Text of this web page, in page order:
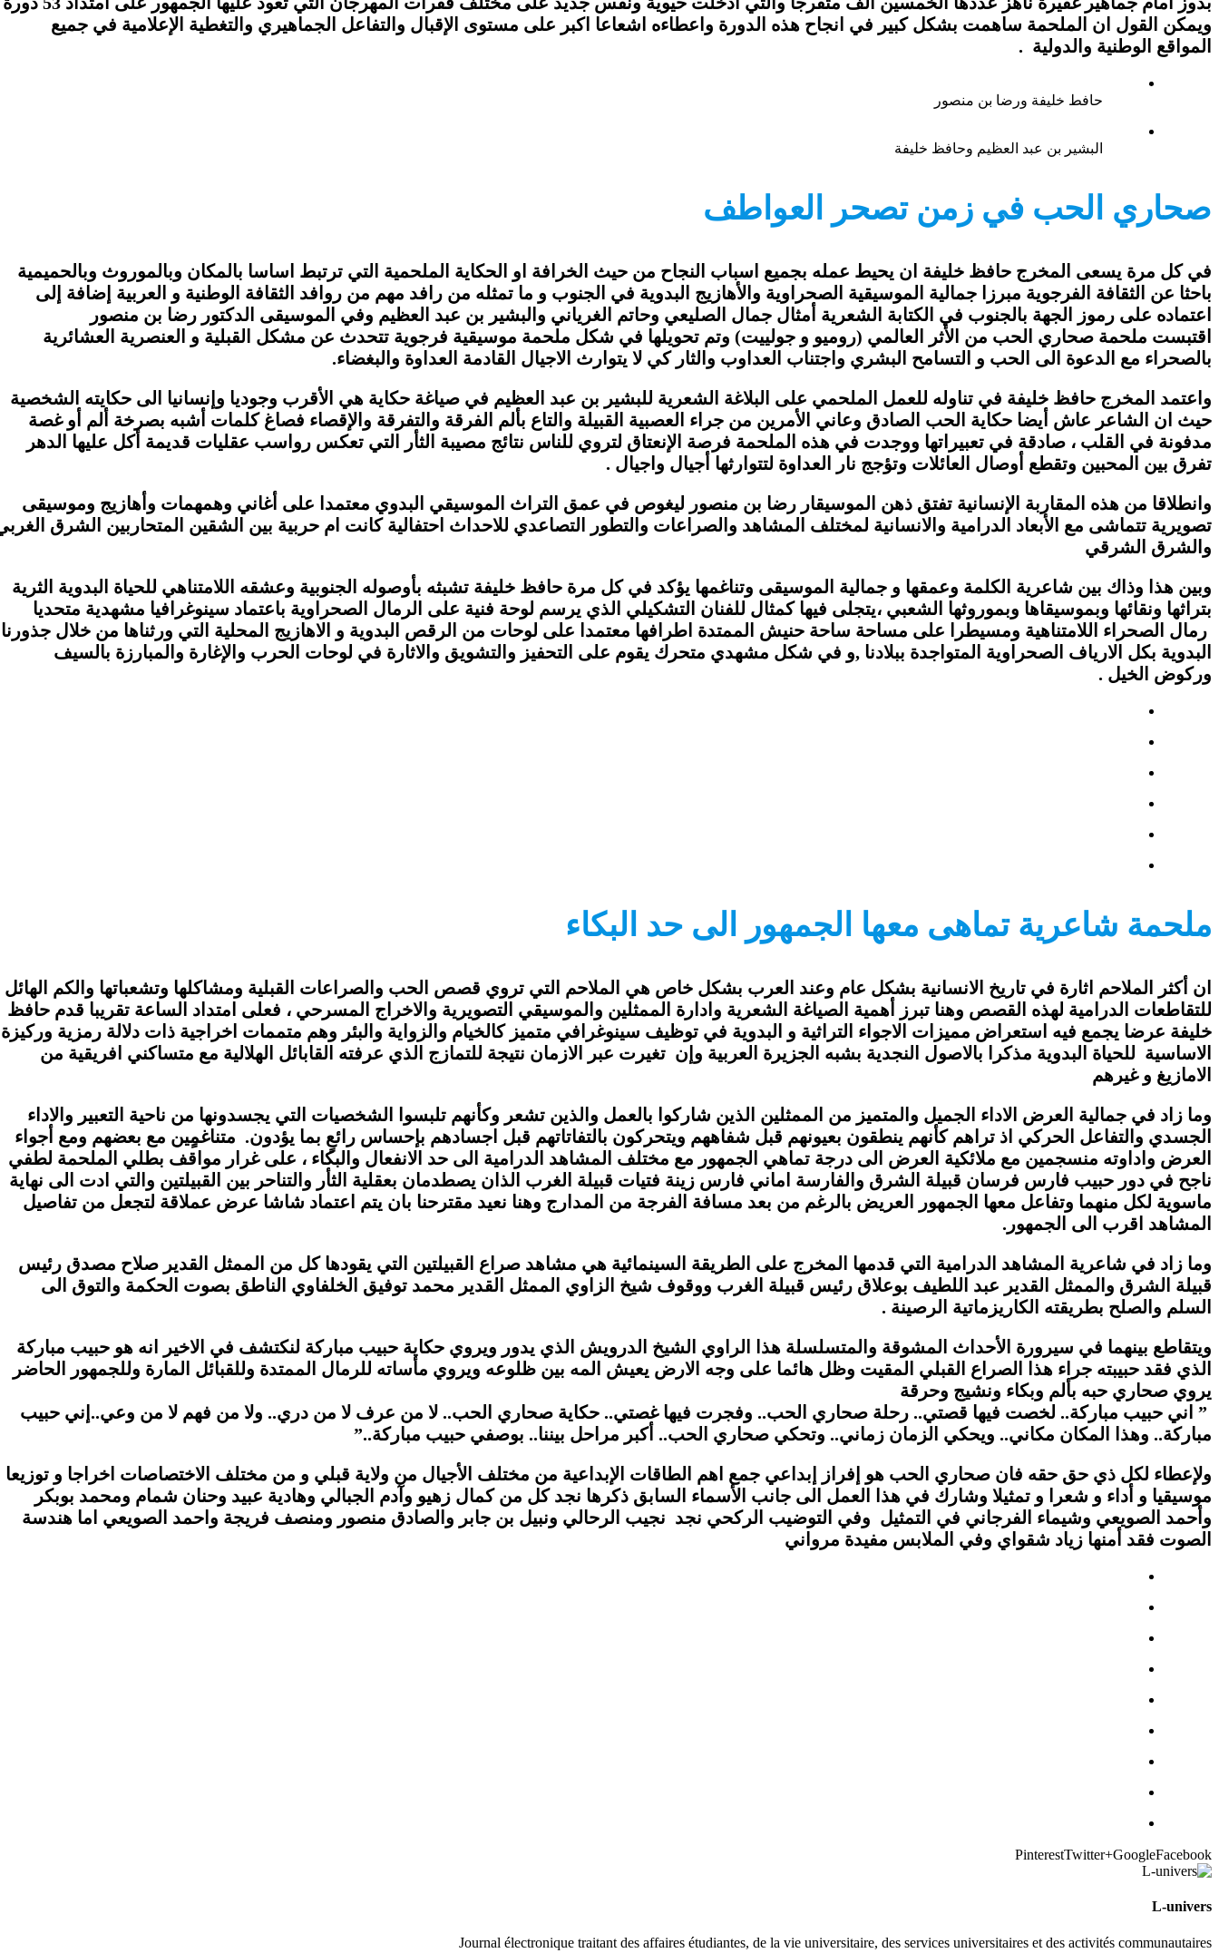
ويمكن القول ان الملحمة ساهمت بشكل كبير في انجاح هذه الدورة واعطاءه اشعاعا اكبر على مستوى الإقبال والتفاعل الجماهيري والتغطية الإعلامية في جميع
المواقع الوطنية والدولية .
حافط خليفة ورضا بن منصور
البشير بن عبد العظيم وحافظ خليفة
صحاري الحب في زمن تصحر العواطف
في كل مرة يسعى المخرج حافظ خليفة ان يحيط عمله بجميع اسباب النجاح من حيث الخرافة او الحكاية الملحمية التي ترتبط اساسا بالمكان وبالموروث وبالحميمية
باحثا عن الثقافة الفرجوية مبرزا جمالية الموسيقية الصحراوية والأهازيج البدوية في الجنوب و ما تمثله من رافد مهم من روافد الثقافة الوطنية و العربية إضافة إلى
اعتماده على رموز الجهة بالجنوب في الكتابة الشعرية أمثال جمال الصليعي وحاتم الغرياني والبشير بن عبد العظيم وفي الموسيقى الدكتور رضا بن منصور
اقتبست ملحمة صحاري الحب من الأثر العالمي (روميو و جولييت) وتم تحويلها في شكل ملحمة موسيقية فرجوية تتحدث عن مشكل القبلية و العنصرية العشائرية
بالصحراء مع الدعوة الى الحب و التسامح البشري واجتناب العداوب والثار كي لا يتوارث الاجيال القادمة العداوة والبغضاء.
واعتمد المخرج حافظ خليفة في تناوله للعمل الملحمي على البلاغة الشعرية للبشير بن عبد العظيم في صياغة حكاية هي الأقرب وجوديا وإنسانيا الى حكايته الشخصية
حيث ان الشاعر عاش أيضا حكاية الحب الصادق وعاني الأمرين من جراء العصبية القبيلة والتاع بألم الفرقة والتفرقة والإقصاء فصاغ كلمات أشبه بصرخة ألم أو غصة
مدفونة في القلب ، صادقة في تعبيراتها ووجدت في هذه الملحمة فرصة الإنعتاق لتروي للناس نتائج مصيبة الثأر التي تعكس رواسب عقليات قديمة أكل عليها الدهر
تفرق بين المحبين وتقطع أوصال العائلات وتؤجج نار العداوة لتتوارثها أجيال واجيال .
وانطلاقا من هذه المقاربة الإنسانية تفتق ذهن الموسيقار رضا بن منصور ليغوص في عمق التراث الموسيقي البدوي معتمدا على أغاني وهمهمات وأهازيج وموسيقى
تصويرية تتماشى مع الأبعاد الدرامية والانسانية لمختلف المشاهد والصراعات والتطور التصاعدي للاحداث احتفالية كانت ام حربية بين الشقين المتحاربين الشرق
والشرق الشرقي
وبين هذا وذاك بين شاعرية الكلمة وعمقها و جمالية الموسيقى وتناغمها يؤكد في كل مرة حافظ خليفة تشبثه بأوصوله الجنوبية وعشقه اللامتناهي للحياة البدوية الثرية
بتراثها ونقائها وبموسيقاها وبموروثها الشعبي ،يتجلى فيها كمثال للفنان التشكيلي الذي يرسم لوحة فنية على الرمال الصحراوية باعتماد سينوغرافيا مشهدية متحديا
رمال الصحراء اللامتناهية ومسيطرا على مساحة ساحة حنيش الممتدة اطرافها معتمدا على لوحات من الرقص البدوية و الاهازيج المحلية التي ورثناها من خلال جذورنا
البدوية بكل الارياف الصحراوية المتواجدة ببلادنا ,و في شكل مشهدي متحرك يقوم على التحفيز والتشويق والاثارة في لوحات الحرب والإغارة والمبارزة بالسيف
وركوض الخيل .
ملحمة شاعرية تماهى معها الجمهور الى حد البكاء
ان أكثر الملاحم اثارة في تاريخ الانسانية بشكل عام وعند العرب بشكل خاص هي الملاحم التي تروي قصص الحب والصراعات القبلية ومشاكلها وتشعباتها والكم الهائل
للتقاطعات الدرامية لهذه القصص وهنا تبرز أهمية الصياغة الشعرية وادارة الممثلين والموسيقي التصويرية والاخراج المسرحي ، فعلى امتداد الساعة تقريبا قدم حافظ
خليفة عرضا يجمع فيه استعراض مميزات الاجواء التراثية و البدوية في توظيف سينوغرافي متميز كالخيام والزواية والبئر وهم متممات اخراجية ذات دلالة رمزية وركيزة
الاساسية للحياة البدوية مذكرا بالاصول النجدية بشبه الجزيرة العربية وإن تغيرت عبر الازمان نتيجة للتمازج الذي عرفته القابائل الهلالية مع متساكني افريقية من
الامازيغ و غيرهم
وما زاد في جمالية العرض الاداء الجميل والمتميز من الممثلين الذين شاركوا بالعمل والذين تشعر وكأنهم تلبسوا الشخصيات التي يجسدونها من ناحية التعبير والاداء
الجسدي والتفاعل الحركي اذ تراهم كأنهم ينطقون بعيونهم قبل شفاههم ويتحركون بالتفاتاتهم قبل اجسادهم بإحساس رائعٍ بما يؤدون. متناغمٍين مع بعضهم ومع أجواء
العرض واداوته منسجمين مع ملائكية العرض الى درجة تماهي الجمهور مع مختلف المشاهد الدرامية الى حد الانفعال والبكاء ، على غرار مواقف بطلي الملحمة لطفي
ناجح في دور حبيب فارس فرسان قبيلة الشرق والفارسة اماني فارس زينة فتيات قبيلة الغرب الذان يصطدمان بعقلية الثأر والتناحر بين القبيلتين والتي ادت الى نهاية
ماسوية لكل منهما وتفاعل معها الجمهور العريض بالرغم من بعد مسافة الفرجة من المدارج وهنا نعيد مقترحنا بان يتم اعتماد شاشا عرض عملاقة لتجعل من تفاصيل
المشاهد اقرب الى الجمهور.
وما زاد في شاعرية المشاهد الدرامية التي قدمها المخرج على الطريقة السينمائية هي مشاهد صراع القبيلتين التي يقودها كل من الممثل القدير صلاح مصدق رئيس
قبيلة الشرق والممثل القدير عبد اللطيف بوعلاق رئيس قبيلة الغرب ووقوف شيخ الزاوي الممثل القدير محمد توفيق الخلفاوي الناطق بصوت الحكمة والتوق الى
السلم والصلح بطريقته الكاريزماتية الرصينة .
ويتقاطع بينهما في سيرورة الأحداث المشوقة والمتسلسلة هذا الراوي الشيخ الدرويش الذي يدور ويروي حكاية حبيب مباركة لنكتشف في الاخير انه هو حبيب مباركة
الذي فقد حبيبته جراء هذا الصراع القبلي المقيت وظل هائما على وجه الارض يعيش المه بين ظلوعه ويروي مأساته للرمال الممتدة وللقبائل المارة وللجمهور الحاضر
يروي صحاري حبه بألم وبكاء ونشيج وحرقة
” اني حبيب مباركة.. لخصت فيها قصتي.. رحلة صحاري الحب.. وفجرت فيها غصتي.. حكاية صحاري الحب.. لا من عرف لا من دري.. ولا من فهم لا من وعي..إني حبيب
مباركة.. وهذا المكان مكاني.. ويحكي الزمان زماني.. وتحكي صحاري الحب.. أكبر مراحل بيننا.. بوصفي حبيب مباركة..”
ولإعطاء لكل ذي حق حقه فان صحاري الحب هو إفراز إبداعي جمع اهم الطاقات الإبداعية من مختلف الأجيال من ولاية قبلي و من مختلف الاختصاصات اخراجا و توزيعا
موسيقيا و أداء و شعرا و تمثيلا وشارك في هذا العمل الى جانب الأسماء السابق ذكرها نجد كل من كمال زهيو وآدم الجبالي وهادية عبيد وحنان شمام ومحمد بوبكر
وأحمد الصويعي وشيماء الفرجاني في التمثيل وفي التوضيب الركحي نجد نجيب الرحالي ونبيل بن جابر والصادق منصور ومنصف فريجة واحمد الصويعي اما هندسة
الصوت فقد أمنها زياد شقواي وفي الملابس مفيدة مرواني
Facebook
Google+
Twitter
Pinterest
L-univers
Journal électronique traitant des affaires étudiantes, de la vie universitaire, des services universitaires et des activités communautaires